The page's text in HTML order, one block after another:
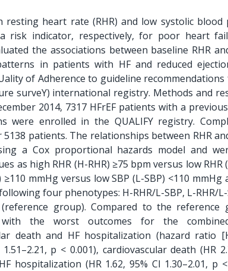
resting heart rate (RHR) and low systolic blood
risk indicator, respectively, for poor heart
the associations between baseline RHR
in patients with HF and reduced
of Adherence to guideline
surveY) international registry. Methods and
2014, 7317 HFrEF patients with a
were enrolled in the QUALIFY registry.
patients. The relationships between RHR
a Cox proportional hazards model and
as high RHR (H-RHR) ≥75 bpm versus low
≥110 mmHg versus low SBP (L-SBP) <110
four phenotypes: H-RHR/L-SBP, L-RHR/L-
(reference group). Compared to the reference
with the worst outcomes for the
death and HF hospitalization (hazard ratio
p < 0.001), cardiovascular death (HR
hospitalization (HR 1.62, 95% CI 1.30–2.01, p